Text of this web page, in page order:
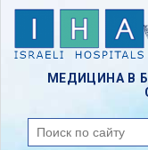
Skip
content
МЕДИЦИНА В
поиск